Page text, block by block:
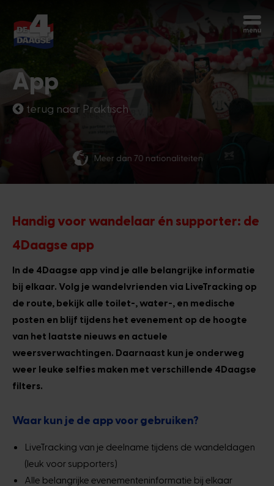
App
terug naar Praktisch
Meer dan 70 nationaliteiten
Handig voor wandelaar én supporter: de
4Daagse app
In de 4Daagse app vind je alle belangrijke informatie
bij elkaar. Volg je wandelvrienden via LiveTracking op
de route, bekijk alle toilet-, water-, en medische
posten en blijf tijdens het evenement op de hoogte
van het laatste nieuws en actuele
weersverwachtingen. Daarnaast kun je onderweg
weer leuke selfies maken met verschillende 4Daagse
filters.
Waar kun je de app voor gebruiken?
LiveTracking van je deelname tijdens de wandeldagen
(leuk voor supporters)
Alle belangrijke evenementeninformatie bij elkaar
Begin opnieuw
Chatbot Miles
Stel je vragen 24/7
Vandaag
Hoi, ik ben Miles, de chatbot van de
4Daagse. Waar kan ik je mee helpen?